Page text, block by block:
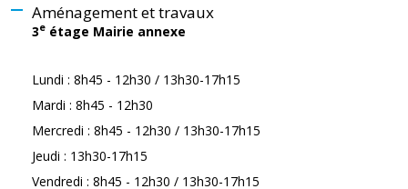
Aménagement et travaux
3e étage Mairie annexe
Lundi : 8h45 - 12h30 / 13h30-17h15
Mardi : 8h45 - 12h30
Mercredi : 8h45 - 12h30 / 13h30-17h15
Jeudi : 13h30-17h15
Vendredi : 8h45 - 12h30 / 13h30-17h15